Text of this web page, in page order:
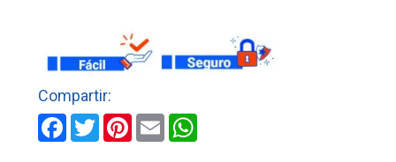
C/C
ESC
C/R
cantidadFacebook
TwitterPinterest
EmailWhatsApp